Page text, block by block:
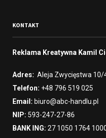
KONTAKT
Reklama Kreatywna Kamil
Adres: Aleja Zwycięstwa 10/
Telefon: +48 796 519 025
Email: biuro@abc-handlu.pl
NIP: 593-247-27-86
BANK ING: 27 1050 1764